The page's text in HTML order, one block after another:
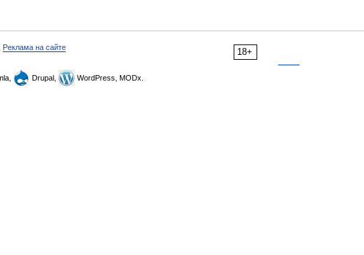
18+
Реклама на сайте
Drupal, WordPress, MODx.